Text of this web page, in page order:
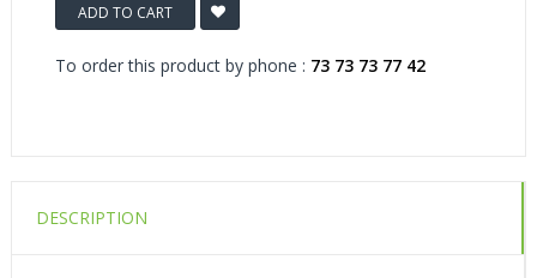
ADD TO CART
To order this product by phone : 73 73 73 77 42
DESCRIPTION